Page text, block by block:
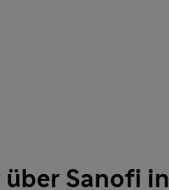
über Sanofi in